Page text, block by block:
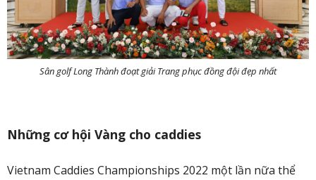
Sân golf Long Thành đoạt giải Trang phục đồng đội đẹp nhất
Những cơ hội Vàng cho caddies
Vietnam Caddies Championships 2022 một lần nữa thể